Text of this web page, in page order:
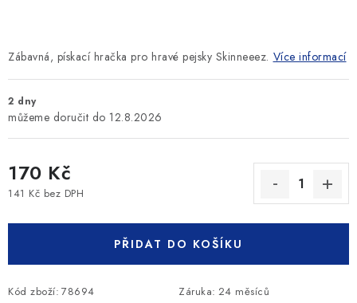
Zábavná, pískací hračka pro hravé pejsky Skinneeez. Více informací
2 dny
12.8.2026
170 Kč
141 Kč bez DPH
PŘIDAT DO KOŠÍKU
Kód zboží: 78694 Záruka: 24 měsíců